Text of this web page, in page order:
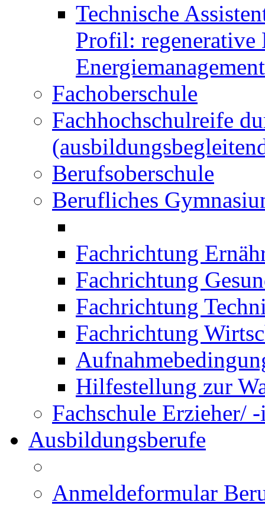
Technische
Profil: regenerative
Energiemanagement
Fachoberschule
Fachhochschulreife
Berufsoberschule
Berufliches
Fachrichtung
Fachrichtung
Fachrichtung
Fachrichtung
Hilfestellung zur
Fachschule Erzieher/
Ausbildungsberufe
Anmeldeformular